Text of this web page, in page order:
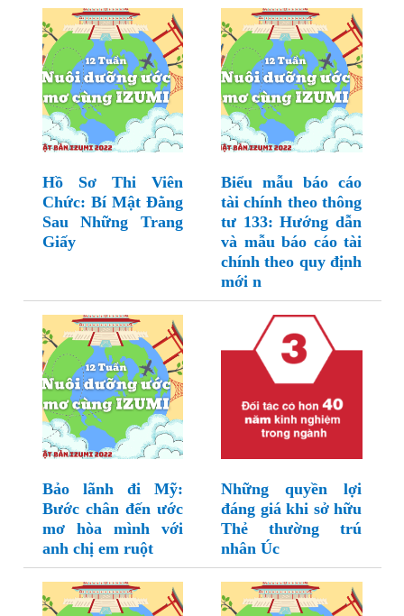
Hồ Sơ Thi Viên
Chức: Bí Mật Đằng
Sau Những Trang
Giấy
Biểu mẫu báo cáo
tài chính theo thông
tư 133: Hướng dẫn
và mẫu báo cáo tài
chính theo quy định
mới n
Bảo lãnh đi Mỹ:
Bước chân đến ước
mơ hòa mình với
anh chị em ruột
Những quyền lợi
đáng giá khi sở hữu
Thẻ thường trú
nhân Úc